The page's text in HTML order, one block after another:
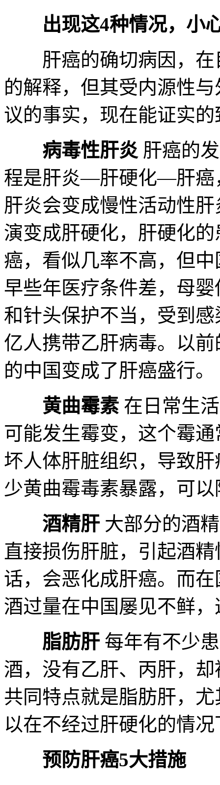
出现这4种情况，小
肝癌的确切病因，在
的解释，但其受内源性
议的事实，现在能证实
病毒性肝炎 肝癌的
程是肝炎—肝硬化—肝癌
肝炎会变成慢性活动性
演变成肝硬化，肝硬化
癌，看似几率不高，但
早些年医疗条件差，母
和针头保护不当，受到
亿人携带乙肝病毒。以
的中国变成了肝癌盛行。
黄曲霉素 在日常生
可能发生霉变，这个霉
坏人体肝脏组织，导致
少黄曲霉毒素暴露，可
酒精肝大部分的酒
直接损伤肝脏，引起酒
话，会恶化成肝癌。而
酒过量在中国屡见不鲜
脂肪肝每年有不少
酒，没有乙肝、丙肝，
共同特点就是脂肪肝，
以在不经过肝硬化的情
预防肝癌5大措施